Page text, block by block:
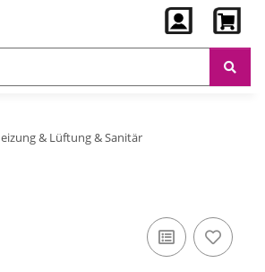
& Lüftung & Sanitär